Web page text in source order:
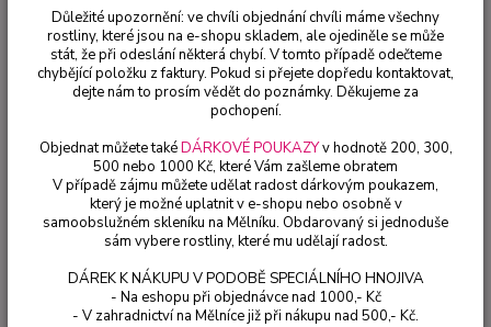
Fuchsie Schlos Anholt Fuchsie
Schlos Anholt Fuchsie
Důležité upozornění: ve chvíli objednání chvíli máme všechny
rostliny, které jsou na e-shopu skladem, ale ojediněle se může
stát, že při odeslání některá chybí. V tomto případě odečteme
chybějící položku z faktury. Pokud si přejete dopředu kontaktovat,
dejte nám to prosím vědět do poznámky. Děkujeme za
pochopení.
Objednat můžete takéDÁRKOVÉ POUKAZYv hodnotě 200, 300,
500 nebo 1000 Kč, které Vám zašleme obratem
V případě zájmu můžete udělat radost dárkovým poukazem,
který je možné uplatnit v e-shopu nebo osobně v
samoobslužném skleníku na Mělníku. Obdarovaný si jednoduše
sám vybere rostliny, které mu udělají radost.
DÁREK K NÁKUPU V PODOBĚ SPECIÁLNÍHO HNOJIVA
- Na eshopu při objednávce nad 1000,- Kč
- V zahradnictví na Mělníce již při nákupu nad 500,- Kč.